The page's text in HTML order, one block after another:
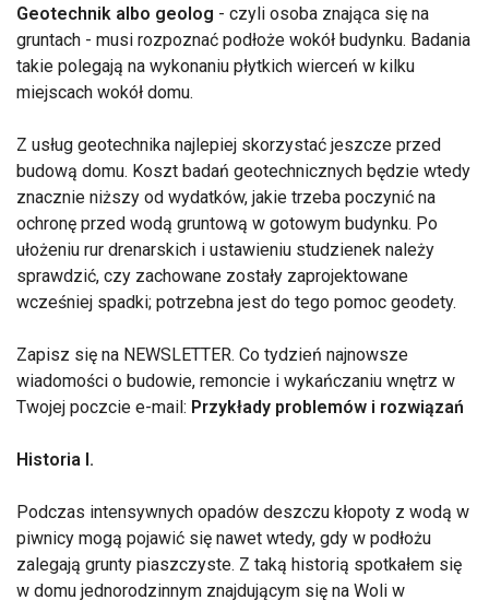
Geotechnik albo geolog - czyli osoba znająca się na
gruntach - musi rozpoznać podłoże wokół budynku. Badania
takie polegają na wykonaniu płytkich wierceń w kilku
miejscach wokół domu.
Z usług geotechnika najlepiej skorzystać jeszcze przed
budową domu. Koszt badań geotechnicznych będzie wtedy
znacznie niższy od wydatków, jakie trzeba poczynić na
ochronę przed wodą gruntową w gotowym budynku. Po
ułożeniu rur drenarskich i ustawieniu studzienek należy
sprawdzić, czy zachowane zostały zaprojektowane
wcześniej spadki; potrzebna jest do tego pomoc geodety.
Zapisz się na NEWSLETTER. Co tydzień najnowsze
wiadomości o budowie, remoncie i wykańczaniu wnętrz w
Twojej poczcie e-mail: Przykłady problemów i rozwiązań
Historia I.
Podczas intensywnych opadów deszczu kłopoty z wodą w
piwnicy mogą pojawić się nawet wtedy, gdy w podłożu
zalegają grunty piaszczyste. Z taką historią spotkałem się
w domu jednorodzinnym znajdującym się na Woli w